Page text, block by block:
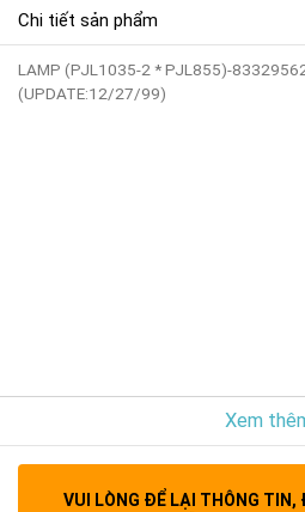
Chi tiết sản phẩm
LAMP (PJL1035-2 * PJL855)-
(UPDATE:12/27/99)
Xem
VUI LÒNG ĐỂ LẠI THÔNG TIN,